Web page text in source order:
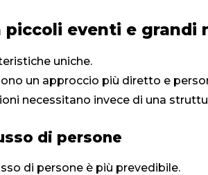
piccoli eventi e grandi
uniche.
un approccio più diretto e
necessitano invece di una
di persone
di persone è più prevedibile.